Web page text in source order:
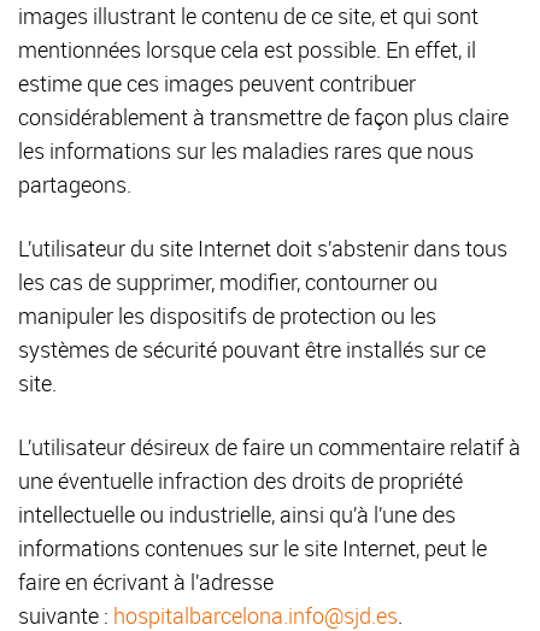
images illustrant le contenu de ce site, et qui sont
mentionnées lorsque cela est possible. En effet, il
estime que ces images peuvent contribuer
considérablement à transmettre de façon plus claire
les informations sur les maladies rares que nous
partageons.
L’utilisateur du site Internet doit s’abstenir dans tous
les cas de supprimer, modifier, contourner ou
manipuler les dispositifs de protection ou les
systèmes de sécurité pouvant être installés sur ce
site.
L’utilisateur désireux de faire un commentaire relatif à
une éventuelle infraction des droits de propriété
intellectuelle ou industrielle, ainsi qu’à l’une des
informations contenues sur le site Internet, peut le
faire en écrivant à l’adresse
suivante : hospitalbarcelona.info@sjd.es.